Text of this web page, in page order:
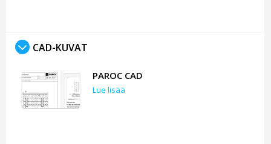
CAD-KUVAT
PAROC CAD
Lue lisää